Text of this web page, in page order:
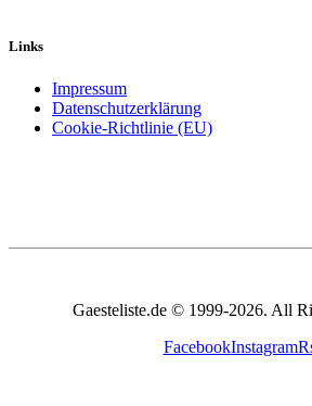
Links
Impressum
Datenschutzerklärung
Cookie-Richtlinie (EU)
Gaesteliste.de © 1999-2026. All
FacebookInstagram